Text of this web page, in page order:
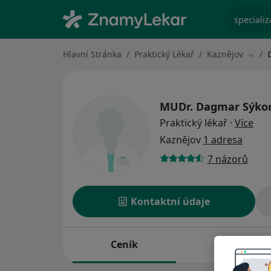
Hlavní Stránka Praktický Lékař Kaznějov
MUDr. Dagmar
Praktický lékař · Více
Kaznějov 1 adresa
7 názorů
Kontaktní údaje
Ceník Adresy